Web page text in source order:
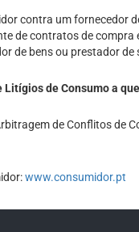
contra um fornecedor
de contratos de compra
de bens ou prestador
de Consumo a
de Conflitos de
www.consumidor.pt